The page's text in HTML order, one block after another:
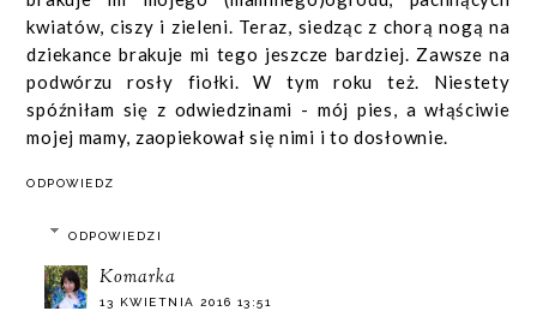
kwiatów, ciszy i zieleni. Teraz, siedząc z chorą nogą na
dziekance brakuje mi tego jeszcze bardziej. Zawsze na
podwórzu rosły fiołki. W tym roku też. Niestety
spóźniłam się z odwiedzinami - mój pies, a włąściwie
mojej mamy, zaopiekował się nimi i to dosłownie.
ODPOWIEDZ
ODPOWIEDZI
Komarka
13 KWIETNIA 2016 13:51